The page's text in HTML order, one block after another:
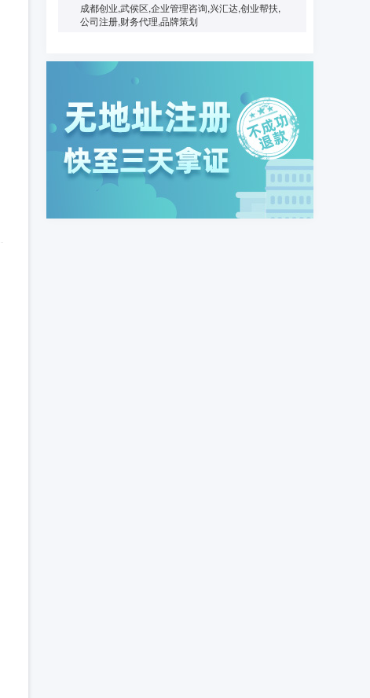
成都创业,武侯区,企业管理咨询,兴汇达,创业帮扶,
公司注册,财务代理,品牌策划